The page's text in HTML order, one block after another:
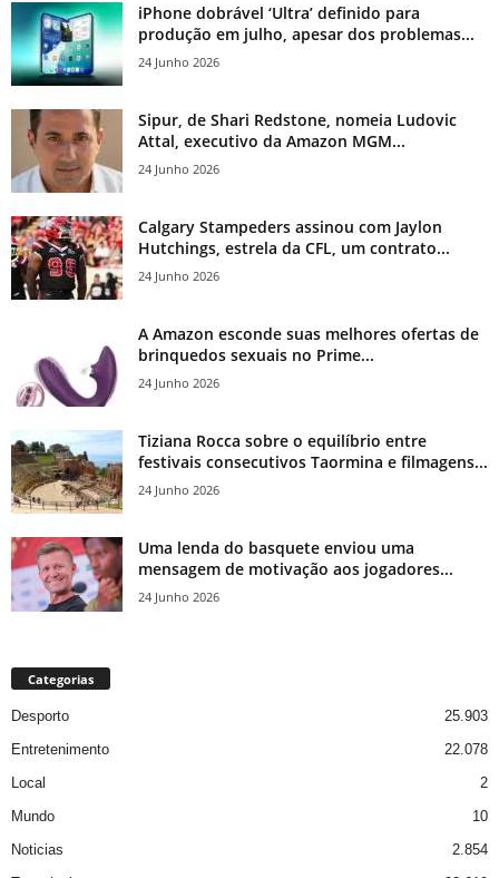
iPhone dobrável ‘Ultra’ definido para
produção em julho, apesar dos problemas...
24 Junho 2026
Sipur, de Shari Redstone, nomeia Ludovic
Attal, executivo da Amazon MGM...
24 Junho 2026
Calgary Stampeders assinou com Jaylon
Hutchings, estrela da CFL, um contrato...
24 Junho 2026
A Amazon esconde suas melhores ofertas de
brinquedos sexuais no Prime...
24 Junho 2026
Tiziana Rocca sobre o equilíbrio entre
festivais consecutivos Taormina e filmagens...
24 Junho 2026
Uma lenda do basquete enviou uma
mensagem de motivação aos jogadores...
24 Junho 2026
Categorias
Desporto
25.903
Entretenimento
22.078
Local
2
Mundo
10
Noticias
2.854